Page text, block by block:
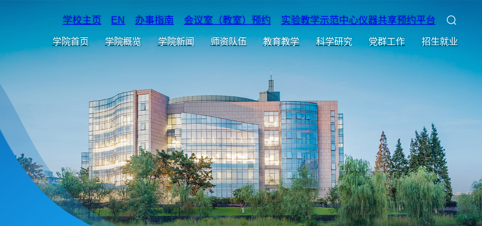
学校主页 EN 办事指南 会议室（教室）预约 实验教学示范中心仪器共享预约平台
学院首页 学院概览 学院新闻 师资队伍 教育教学 科学研究 党群工作 招生就业